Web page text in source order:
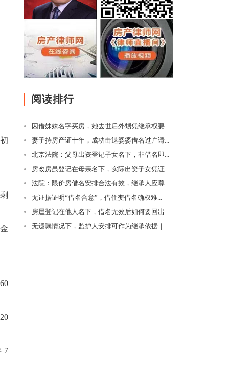
60
20
7
阅读排行
因借妹妹名字买房，她去世后外甥凭继承权要...
妻子持房产证十年，成功击退婆婆借名过户请...
北京法院：父母出资登记子女名下，非借名即...
房改房虽登记在母亲名下，实际出资子女凭证...
法院：限价房借名安排合法有效，继承人应尊...
无证据证明“借名合意”，借住变借名确权难...
房屋登记在他人名下，借名无效后如何要回出...
无遗嘱情况下，监护人安排可作为继承依据｜...